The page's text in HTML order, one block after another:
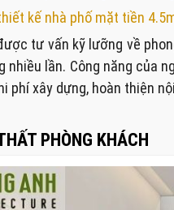
kế nhà phố mặt tiền
tư vấn kỹ lưỡng về
nhiều lần. Công năng của
phí xây dựng, hoàn thiện
PHÒNG KHÁCH